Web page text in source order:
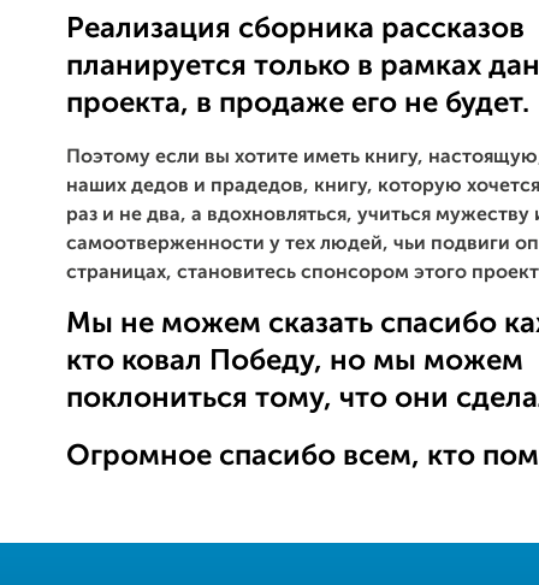
Реализация сборника рассказов
планируется только в рамках
проекта, в продаже его не будет.
Поэтому если вы хотите иметь книгу,
наших дедов и прадедов, книгу, которую
раз и не два, а вдохновляться, учиться мужеству
самоотверженности у тех людей, чьи подвиги
страницах, становитесь спонсором этого
Мы не можем сказать спасибо
кто ковал Победу, но мы можем
поклониться тому, что они
Огромное спасибо всем, кто